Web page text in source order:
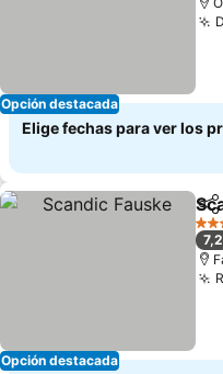
Opción destacada
Elige fechas para ver los
Opción destacada
3
7,2